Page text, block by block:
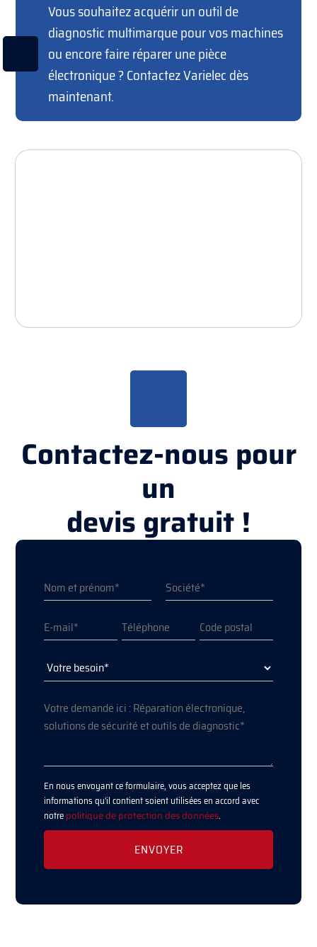
Vous souhaitez acquérir un outil de
diagnostic multimarque pour vos machines
ou encore faire réparer une pièce
électronique ? Contactez Varielec dès
maintenant.
Contactez-nous pour
un
devis gratuit !
En nous envoyant ce formulaire, vous acceptez que les
informations qu'il contient soient utilisées en accord avec
notrepolitique de protection des données.